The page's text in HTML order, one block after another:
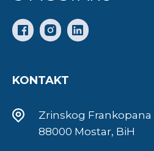
KONTAKT
Zrinskog Frankopana
88000 Mostar, BiH